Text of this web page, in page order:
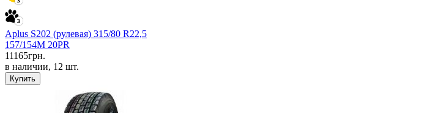
Aplus S202 (рулевая) 315/80 R22,5
157/154M 20PR
11165грн.
в наличии, 12 шт.
Купить